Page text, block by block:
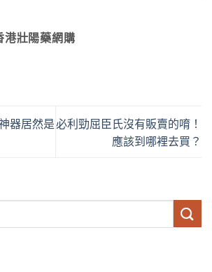
港壯陽藥網購
器居然是必利勁屈臣氏沒有販賣的唷！
應該到哪裡去買？